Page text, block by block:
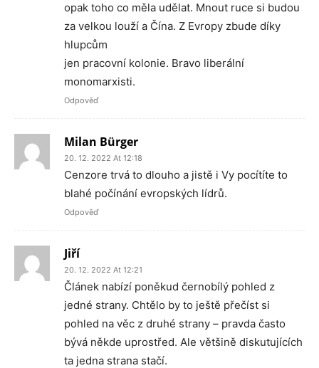
opak toho co měla udělat. Mnout ruce si budou
za velkou louží a Čína. Z Evropy zbude díky
hlupcům
jen pracovní kolonie. Bravo liberální
monomarxisti.
Odpověď
Milan Bürger
20. 12. 2022 At 12:18
Cenzore trvá to dlouho a jistě i Vy pocítíte to
blahé počínání evropských lídrů.
Odpověď
Jiří
20. 12. 2022 At 12:21
Článek nabízí poněkud černobílý pohled z
jedné strany. Chtělo by to ještě přečíst si
pohled na věc z druhé strany – pravda často
bývá někde uprostřed. Ale většině diskutujících
ta jedna strana stačí.